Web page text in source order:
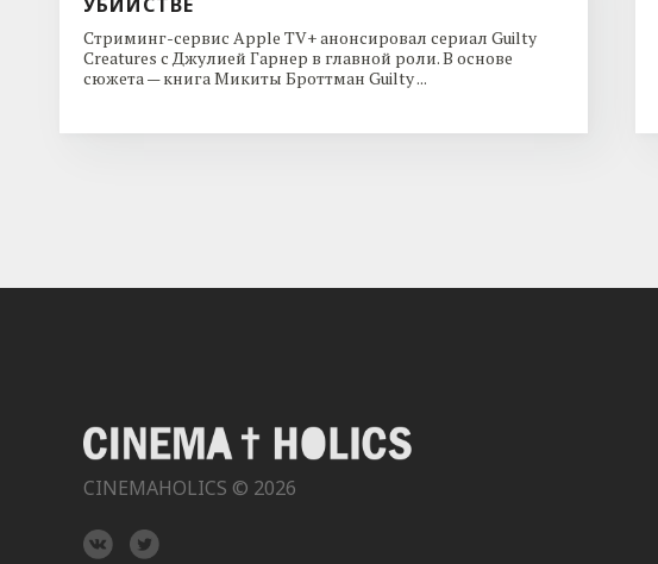
Стриминг-сервис Apple TV+ анонсировал сериал Guilty
Creatures с Джулией Гарнер в главной роли. В основе
сюжета — книга Микиты Броттман Guilty ...
CINEMAHOLICS © 2026